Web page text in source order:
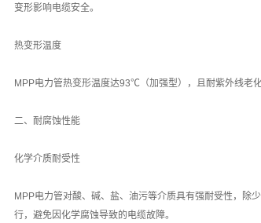
变形影响电缆安全。
热变形温度
MPP电力管热变形温度达93℃（加强型），且耐紫外线老
二、耐腐蚀性能
化学介质耐受性
MPP电力管对酸、碱、盐、油污等介质具有强耐受性，除
行，避免因化学腐蚀导致的电缆故障。